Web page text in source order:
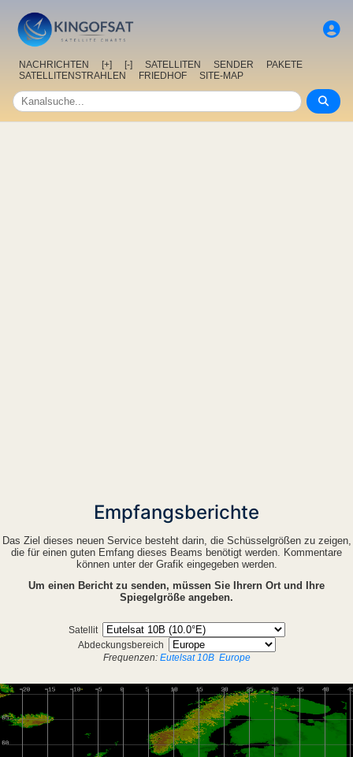
NACHRICHTEN [+] [-] SATELLITEN SENDER
PAKETE
SATELLITENSTRAHLEN
FRIEDHOF SITE-MAP
Empfangsberichte
Das Ziel dieses neuen Service besteht darin, die Schüsselgrößen zu zeigen,
die für einen guten Emfang dieses Beams benötigt werden. Kommentare
können unter der Grafik eingegeben werden.
Um einen Bericht zu senden, müssen Sie Ihrern Ort und Ihre
Spiegelgröße angeben.
Satellit
Abdeckungsbereich
Frequenzen: Eutelsat 10B Europe